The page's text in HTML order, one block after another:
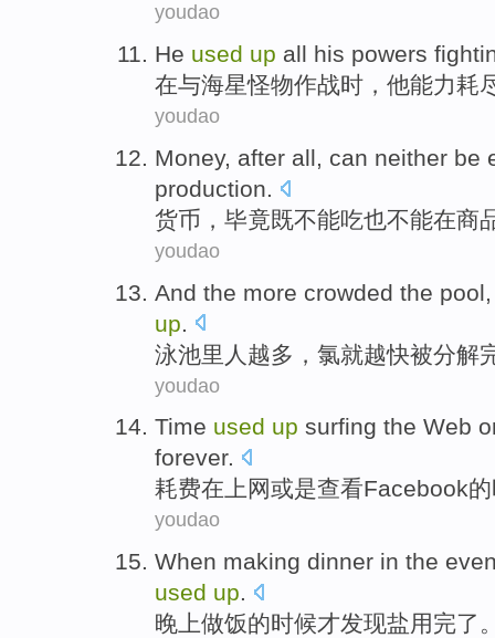
youdao
He used up all his powers
在与海星怪物作战时， 他能力耗
youdao
Money, after all, can neither be
production.
货币 ， 毕竟既不能吃也不能在商
youdao
And the more crowded the pool
up
泳池里 人 越多 ， 氯就越快被分解
youdao
Time used up surfing the Web
forever.
耗费在上网或是查看Facebook的
youdao
When making dinner in the
used up.
晚上做饭的时候才发现盐用完了